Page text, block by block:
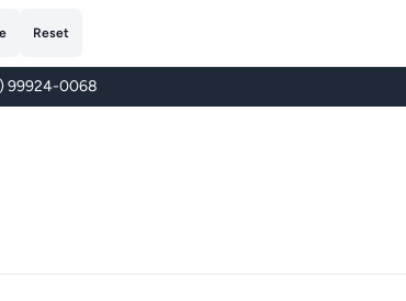
Reset
99924-0068